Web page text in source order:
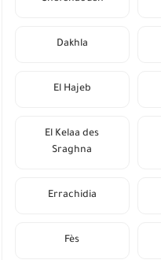
Dakhla
El Hajeb
El Kelaa des
Sraghna
Errachidia
Fès